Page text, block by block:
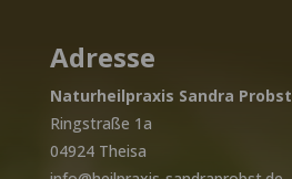
Adresse
Naturheilpraxis Sandra Probst
Ringstraße 1a
04924 Theisa